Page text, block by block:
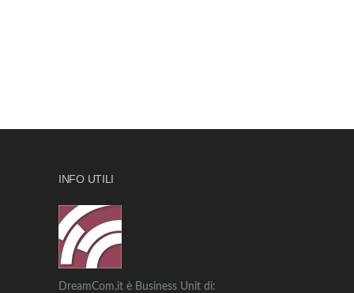
INFO UTILI
DreamCom,it è Business Unit di: